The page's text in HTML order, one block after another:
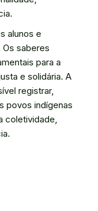
alunos e
saberes
para a
e solidária. A
registrar,
povos indígenas
coletividade,